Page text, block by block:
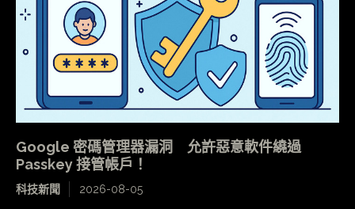
Google 密碼管理器漏洞 允許惡意軟件繞過
Passkey 接管帳戶！
科技新聞 2026-08-05